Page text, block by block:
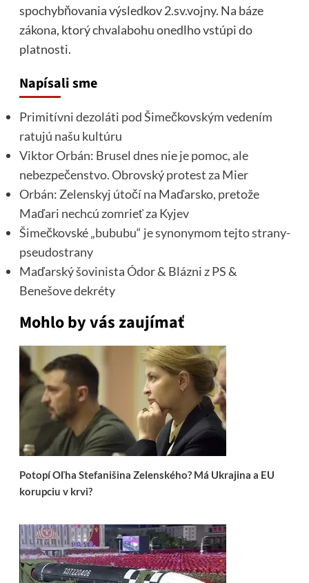
spochybňovania výsledkov 2.sv.vojny. Na báze
zákona, ktorý chvalabohu onedlho vstúpi do
platnosti.
Napísali sme
Primitívni dezoláti pod Šimečkovským vedením
ratujú našu kultúru
Viktor Orbán: Brusel dnes nie je pomoc, ale
nebezpečenstvo. Obrovský protest za Mier
Orbán: Zelenskyj útočí na Maďarsko, pretože
Maďari nechcú zomrieť za Kyjev
Šimečkovské „bububu“ je synonymom tejto strany-
pseudostrany
Maďarský šovinista Ódor & Blázni z PS &
Benešove dekréty
Mohlo by vás zaujímať
Potopí Oľha Stefanišina Zelenského? Má Ukrajina a EU
korupciu v krvi?